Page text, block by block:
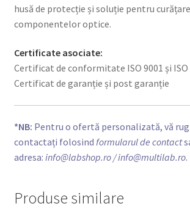
husă de protecție și soluție pentru
componentelor optice.
Certificate asociate:
Certificat de conformitate ISO 9001 și ISO
Certificat de garanție și post garanție
*NB: Pentru o ofertă personalizată, vă
contactați folosind formularul de contact
adresa: info@labshop.ro/ info@multilab.ro.
Produse similare